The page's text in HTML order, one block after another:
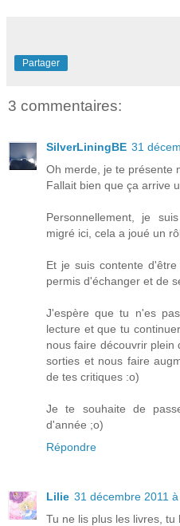
Partager
3 commentaires:
SilverLiningBE 31
Oh merde, je te présente
Fallait bien que ça arrive
Personnellement, je
migré ici, cela a joué un
Et je suis contente
permis d'échanger et de
J'espère que tu n'es
lecture et que tu
nous faire découvrir plein
sorties et nous faire
de tes critiques :o)
Je te souhaite de
d'année ;o)
Répondre
Lilie 31 décembre 2011
Tu ne lis plus les livres, tu